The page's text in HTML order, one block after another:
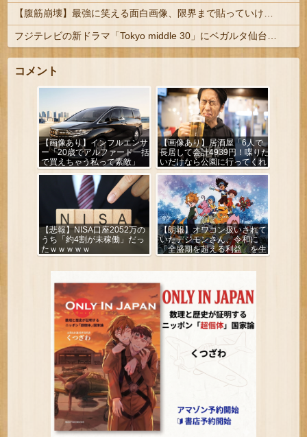
コメント
【画像あり】インフルエンサ
ー「20歳でアルファード一括
で買えちゃう私って素敵」
【画像あり】居酒屋「6人で
長居して会計4939円！喋りた
いだけなら公園に行ってくれ
（怒」
【悲報】NISA口座2052万の
うち「約4割が未稼働」だっ
たｗｗｗｗｗ
【朗報】オワコン扱いされて
いたデジモンさん、令和に
「全盛期を超える利益」を生
み出していた